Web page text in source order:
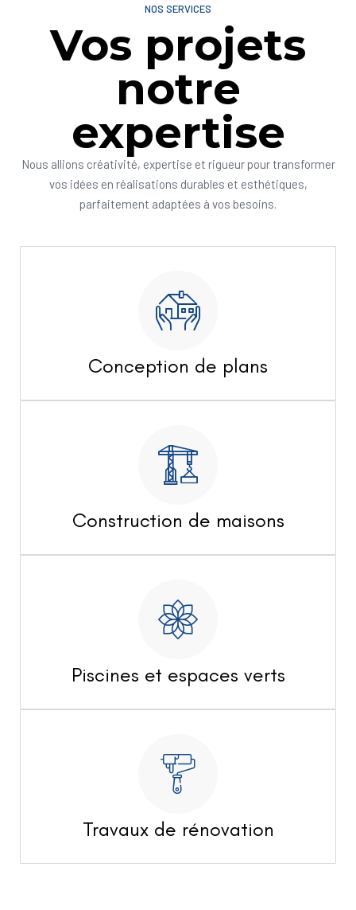
NOS SERVICES
Vos projets
notre
expertise
Nous allions créativité, expertise et rigueur pour transformer
vos idées en réalisations durables et esthétiques,
parfaitement adaptées à vos besoins.
Conception de plans
Construction de maisons
Piscines et espaces verts
Travaux de rénovation